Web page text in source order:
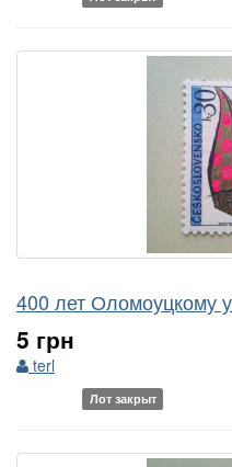
400 лет Оломоуцкому
5 грн
terl
Лот закрыт